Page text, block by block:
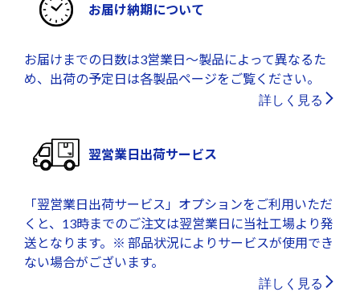
お届け納期について
お届けまでの日数は3営業日～製品によって異なるた
め、出荷の予定日は各製品ページをご覧ください。
詳しく見る
翌営業日出荷サービス
「翌営業日出荷サービス」オプションをご利用いただ
くと、13時までのご注文は翌営業日に当社工場より発
送となります。※ 部品状況によりサービスが使用でき
ない場合がございます。
詳しく見る